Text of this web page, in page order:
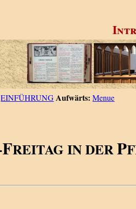
EINFÜHRUNG Aufwärts: Menue
FREITAG IN DERP